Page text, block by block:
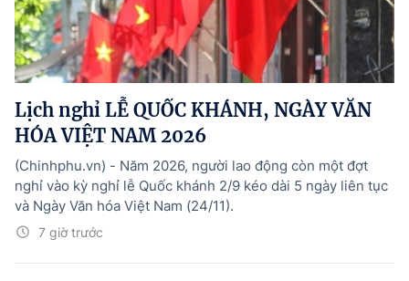
Lịch nghỉ LỄ QUỐC KHÁNH, NGÀY VĂN
HÓA VIỆT NAM 2026
7 giờ trước
(Chinhphu.vn) - Năm 2026, người lao động còn một đợt
nghỉ vào kỳ nghỉ lễ Quốc khánh 2/9 kéo dài 5 ngày liên tục
và Ngày Văn hóa Việt Nam (24/11).